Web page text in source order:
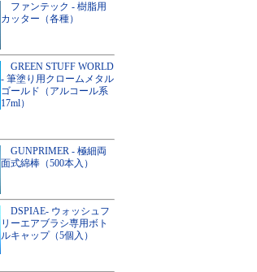
ファンテック - 樹脂用
カッター（各種）
GREEN STUFF WORLD
- 筆塗り用クロームメタル
ゴールド（アルコール系
17ml）
GUNPRIMER - 極細両
面式綿棒（500本入）
DSPIAE- ウォッシュフ
リーエアブラシ専用ボト
ルキャップ（5個入）